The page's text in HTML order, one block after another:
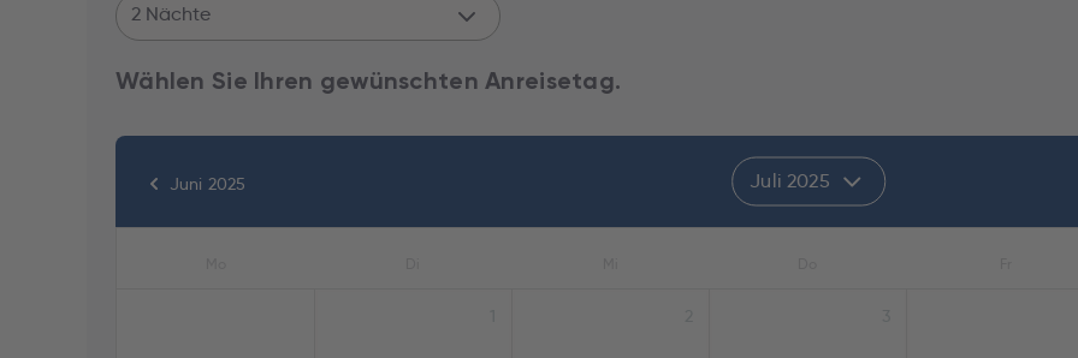
2 Nächte
Wählen Sie Ihren gewünschten Anreisetag.
Juni 2025 Juli 2025